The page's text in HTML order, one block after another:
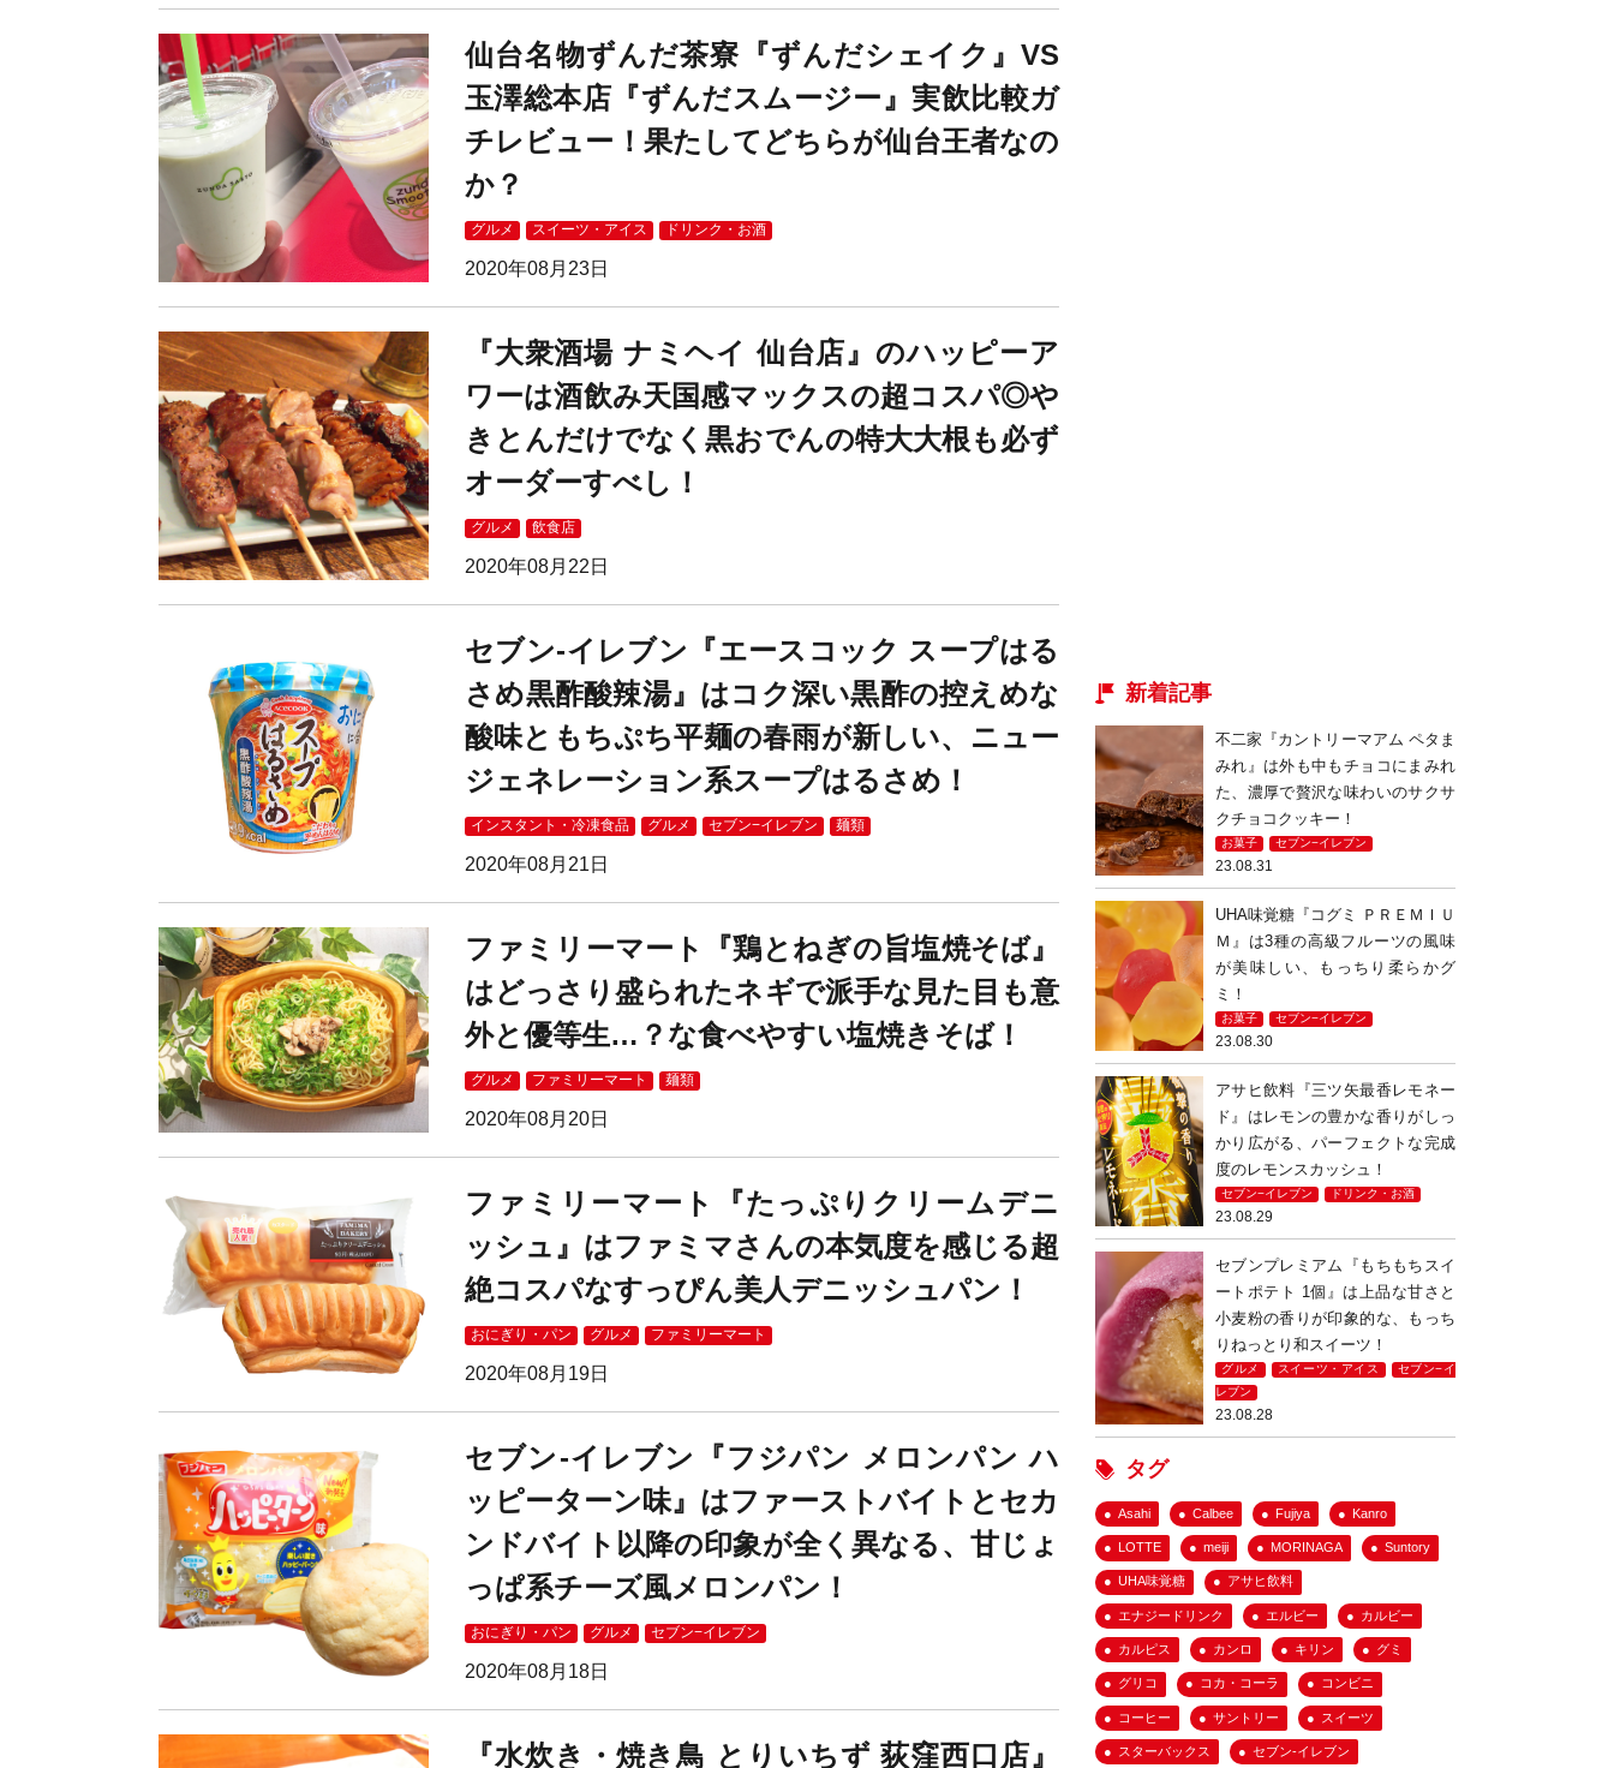
仙台名物ずんだ茶寮『ずんだシェイク』VS
玉澤総本店『ずんだスムージー』実飲比較ガ
チレビュー！果たしてどちらが仙台王者なの
か？
グルメ スイーツ・アイス ドリンク・お酒
2020年08月23日
『大衆酒場 ナミヘイ 仙台店』のハッピーア
ワーは酒飲み天国感マックスの超コスパ◎や
きとんだけでなく黒おでんの特大大根も必ず
オーダーすべし！
グルメ 飲食店
2020年08月22日
セブン-イレブン『エースコック スープはる
さめ黒酢酸辣湯』はコク深い黒酢の控えめな
酸味ともちぷち平麺の春雨が新しい、ニュー
ジェネレーション系スープはるさめ！
インスタント・冷凍食品 グルメ セブン−イレブン 麺類
2020年08月21日
ファミリーマート『鶏とねぎの旨塩焼そば』
はどっさり盛られたネギで派手な見た目も意
外と優等生…？な食べやすい塩焼きそば！
グルメ ファミリーマート 麺類
2020年08月20日
ファミリーマート『たっぷりクリームデニ
ッシュ』はファミマさんの本気度を感じる超
絶コスパなすっぴん美人デニッシュパン！
おにぎり・パン グルメ ファミリーマート
2020年08月19日
セブン-イレブン『フジパン メロンパン ハ
ッピーターン味』はファーストバイトとセカ
ンドバイト以降の印象が全く異なる、甘じょ
っぱ系チーズ風メロンパン！
おにぎり・パン グルメ セブン−イレブン
2020年08月18日
『水炊き・焼き鳥 とりいちず 荻窪西口店』
新着記事
不二家『カントリーマアム ペタま
みれ』は外も中もチョコにまみれ
た、濃厚で贅沢な味わいのサクサ
クチョコクッキー！
お菓子 セブン−イレブン
23.08.31
UHA味覚糖『コグミ ＰＲＥＭＩＵ
Ｍ』は3種の高級フルーツの風味
が美味しい、もっちり柔らかグ
ミ！
お菓子 セブン−イレブン
23.08.30
アサヒ飲料『三ツ矢最香レモネー
ド』はレモンの豊かな香りがしっ
かり広がる、パーフェクトな完成
度のレモンスカッシュ！
セブン−イレブン ドリンク・お酒
23.08.29
セブンプレミアム『もちもちスイ
ートポテト 1個』は上品な甘さと
小麦粉の香りが印象的な、もっち
りねっとり和スイーツ！
グルメ スイーツ・アイス
セブン−イ
レブン
23.08.28
タグ
Asahi Calbee Fujiya Kanro
LOTTE meiji MORINAGA Suntory
UHA味覚糖 アサヒ飲料
エナジードリンク エルビー カルビー
カルピス カンロ キリン グミ
グリコ コカ・コーラ コンビニ
コーヒー サントリー スイーツ
スターバックス セブン-イレブン